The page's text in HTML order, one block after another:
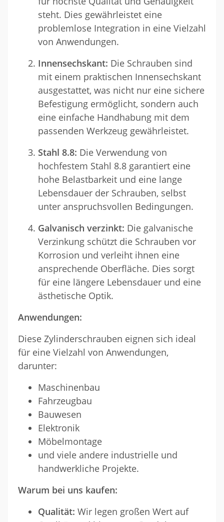
steht. Dies gewährleistet eine
problemlose Integration in eine Vielzahl
von Anwendungen.
Innensechskant: Die Schrauben sind
mit einem praktischen Innensechskant
ausgestattet, was nicht nur eine sichere
Befestigung ermöglicht, sondern auch
eine einfache Handhabung mit dem
passenden Werkzeug gewährleistet.
Stahl 8.8: Die Verwendung von
hochfestem Stahl 8.8 garantiert eine
hohe Belastbarkeit und eine lange
Lebensdauer der Schrauben, selbst
unter anspruchsvollen Bedingungen.
Galvanisch verzinkt: Die galvanische
Verzinkung schützt die Schrauben vor
Korrosion und verleiht ihnen eine
ansprechende Oberfläche. Dies sorgt
für eine längere Lebensdauer und eine
ästhetische Optik.
Anwendungen:
Diese Zylinderschrauben eignen sich ideal
für eine Vielzahl von Anwendungen,
darunter:
Maschinenbau
Fahrzeugbau
Bauwesen
Elektronik
Möbelmontage
und viele andere industrielle und
handwerkliche Projekte.
Warum bei uns kaufen:
Qualität: Wir legen großen Wert auf